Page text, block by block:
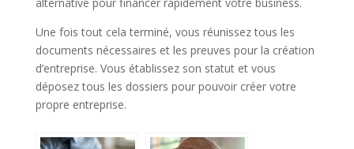
Une fois tout cela terminé, vous réunissez tous les
documents nécessaires et les preuves pour la création
d’entreprise. Vous établissez son statut et vous
déposez tous les dossiers pour pouvoir créer votre
propre entreprise.